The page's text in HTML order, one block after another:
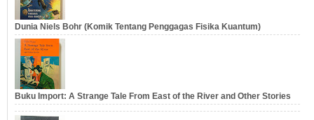
Dunia Niels Bohr (Komik Tentang Penggagas Fisika Kuantum)
Buku Import: A Strange Tale From East of the River and Other Stories